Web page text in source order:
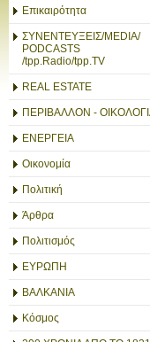
Επικαιρότητα
ΣΥΝΕΝΤΕΥΞΕΙΣ/MEDIA/
PODCASTS
/tpp.Radio/tpp.TV
REAL ESTATE
ΠΕΡΙΒΑΛΛΟΝ -
ΕΝΕΡΓΕΙΑ
Οικονομία
Πολιτική
Άρθρα
Πολιτισμός
ΕΥΡΩΠΗ
ΒΑΛΚΑΝΙΑ
Κόσμος